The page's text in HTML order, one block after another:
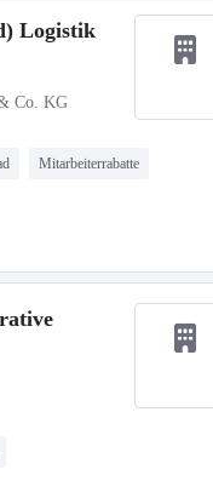
Logistik
Co. KG
Mitarbeiterrabatte